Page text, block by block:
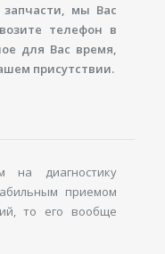
запчасти, мы Вас
телефон в
для Вас время,
присутствии.
на диагностику
приемом
то его вообще